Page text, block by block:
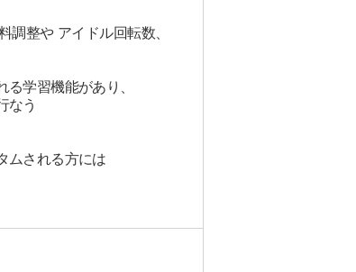
整や アイドル回転数、
学習機能があり、
なう
ムされる方には